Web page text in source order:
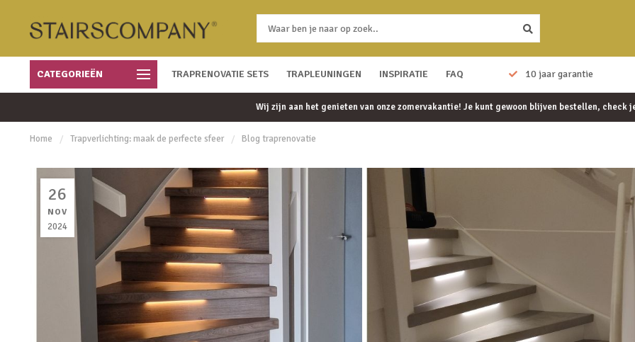
CATEGORIEËN TRAPRENOVATIE SETS TRAPLEUNINGEN INSPIRATIE FAQ
Gratis bezorgd vanaf € 450 Eenvoudig te monteren 10 jaar garantie Snelle bezorging
Wij zijn aan het genieten van onze zomervakantie! Je kunt gewoon blijven bestellen, check
Home / Trapverlichting: maak de perfecte sfeer / Blog traprenovatie
26
NOV
2024